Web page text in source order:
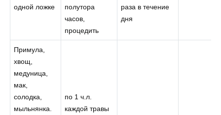
одной ложке
полутора
часов,
процедить
раза в течение
дня
Примула,
хвощ,
медуница,
мак,
солодка,
мыльнянка.
по 1 ч.л.
каждой травы